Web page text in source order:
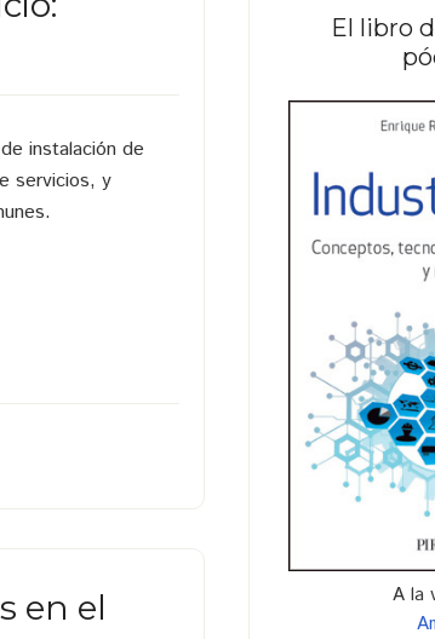
instalación de
servicios, y
en el
El libro
A la